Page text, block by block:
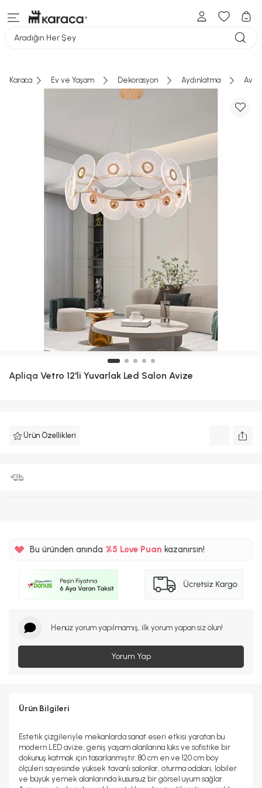
Aradığın Her Şey
Karaca Ev ve Yaşam Dekorasyon Aydınlatma
Apliqa Vetro 12'li Yuvarlak Led Salon Avize
Ürün Özellikleri
Bu üründen anında %5
%5
Love Puan kazanırsın!
Henüz yorum yapılmamış, ilk yorum yapan siz olun!
Yorum Yap
Ürün Bilgileri
Estetik çizgileriyle mekanlarda sanat eseri etkisi yaratan bu
modern LED avize, geniş yaşam alanlarına lüks ve sofistike bir
dokunuş katmak için tasarlanmıştır. 80 cm en ve 120 cm boy
ölçüleri sayesinde yüksek tavanlı salonlar, oturma odaları, lobiler
ve büyük yemek alanlarında kusursuz bir görsel uyum sağlar.